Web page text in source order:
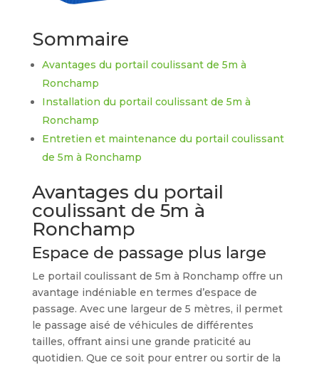
Sommaire
Avantages du portail coulissant de 5m à
Ronchamp
Installation du portail coulissant de 5m à
Ronchamp
Entretien et maintenance du portail coulissant
de 5m à Ronchamp
Avantages du portail
coulissant de 5m à
Ronchamp
Espace de passage plus large
Le portail coulissant de 5m à Ronchamp offre un
avantage indéniable en termes d’espace de
passage. Avec une largeur de 5 mètres, il permet
le passage aisé de véhicules de différentes
tailles, offrant ainsi une grande praticité au
quotidien. Que ce soit pour entrer ou sortir de la